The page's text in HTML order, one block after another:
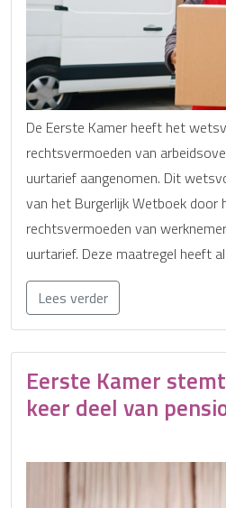
De Eerste Kamer heeft het
rechtsvermoeden van
uurtarief aangenomen. Dit
van het Burgerlijk Wetboek door
rechtsvermoeden van
uurtarief. Deze maatregel heeft
Lees verder
Eerste Kamer
keer deel van